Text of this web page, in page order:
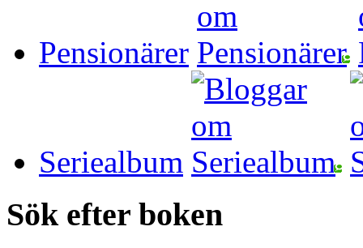
Pensionärer
Seriealbum
Sök efter boken